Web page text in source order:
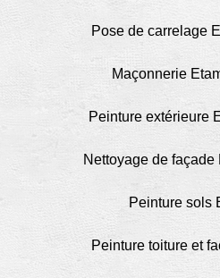
Pose de carrelage
Maçonnerie
Peinture extérieure
Nettoyage de façade
Peinture sols
Peinture toiture et